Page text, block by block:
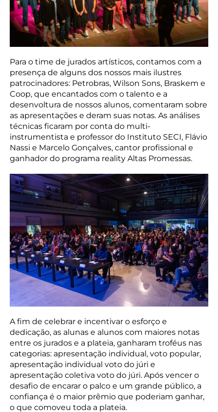
Para o time de jurados artísticos, contamos com a
presença de alguns dos nossos mais ilustres
patrocinadores: Petrobras, Wilson Sons, Braskem e
Coop, que encantados com o talento e a
desenvoltura de nossos alunos, comentaram sobre
as apresentações e deram suas notas. As análises
técnicas ficaram por conta do multi-
instrumentista e professor do Instituto SECI, Flávio
Nassi e Marcelo Gonçalves, cantor profissional e
ganhador do programa reality Altas Promessas.
A fim de celebrar e incentivar o esforço e
dedicação, as alunas e alunos com maiores notas
entre os jurados e a plateia, ganharam troféus nas
categorias: apresentação individual, voto popular,
apresentação individual voto do júri e
apresentação coletiva voto do júri. Após vencer o
desafio de encarar o palco e um grande público, a
confiança é o maior prêmio que poderiam ganhar,
o que comoveu toda a plateia.